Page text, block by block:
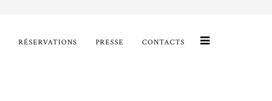
RÉSERVATIONS PRESSE CONTACTS